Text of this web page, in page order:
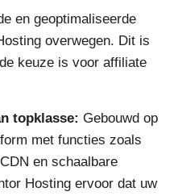
en geoptimaliseerde
overwegen. Dit is
keuze is voor affiliate
topklasse: Gebouwd op
met functies zoals
en schaalbare
Hosting ervoor dat uw